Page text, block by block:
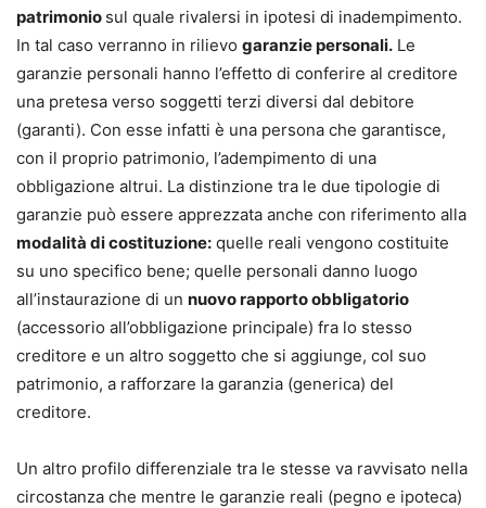
patrimonio sul quale rivalersi in ipotesi di inadempimento.
In tal caso verranno in rilievo garanzie personali. Le
garanzie personali hanno l’effetto di conferire al creditore
una pretesa verso soggetti terzi diversi dal debitore
(garanti). Con esse infatti è una persona che garantisce,
con il proprio patrimonio, l’adempimento di una
obbligazione altrui. La distinzione tra le due tipologie di
garanzie può essere apprezzata anche con riferimento alla
modalità di costituzione: quelle reali vengono costituite
su uno specifico bene; quelle personali danno luogo
all’instaurazione di un nuovo rapporto obbligatorio
(accessorio all’obbligazione principale) fra lo stesso
creditore e un altro soggetto che si aggiunge, col suo
patrimonio, a rafforzare la garanzia (generica) del
creditore.
Un altro profilo differenziale tra le stesse va ravvisato nella
circostanza che mentre le garanzie reali (pegno e ipoteca)